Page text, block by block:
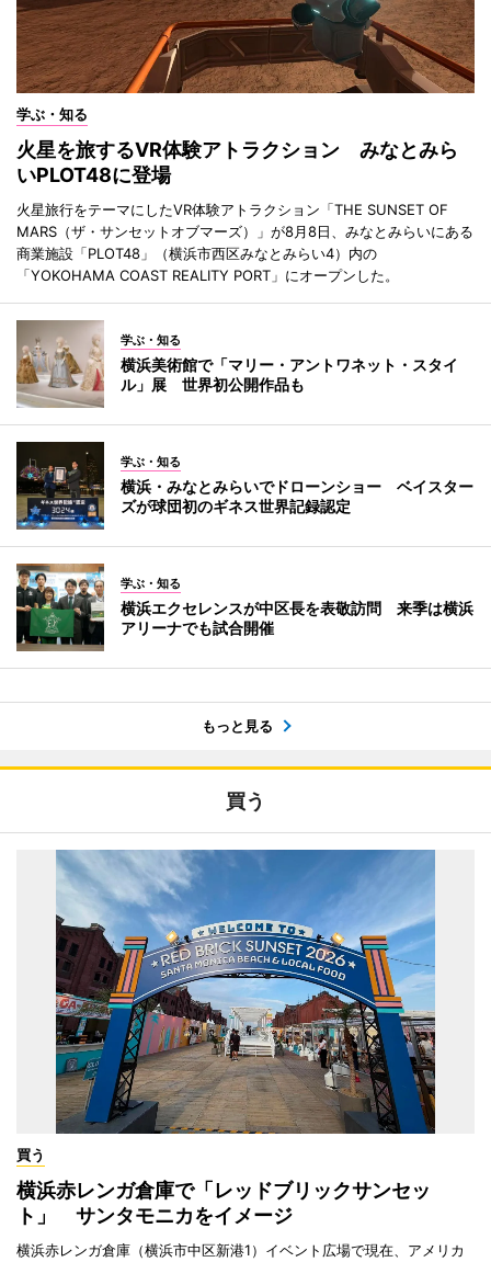
学ぶ・知る
火星を旅するVR体験アトラクション みなとみら
いPLOT48に登場
火星旅行をテーマにしたVR体験アトラクション「THE SUNSET OF
MARS（ザ・サンセットオブマーズ）」が8月8日、みなとみらいにある
商業施設「PLOT48」（横浜市西区みなとみらい4）内の
「YOKOHAMA COAST REALITY PORT」にオープンした。
学ぶ・知る
横浜美術館で「マリー・アントワネット・スタイ
ル」展 世界初公開作品も
学ぶ・知る
横浜・みなとみらいでドローンショー ベイスター
ズが球団初のギネス世界記録認定
学ぶ・知る
横浜エクセレンスが中区長を表敬訪問 来季は横浜
アリーナでも試合開催
もっと見る
買う
買う
横浜赤レンガ倉庫で「レッドブリックサンセッ
ト」 サンタモニカをイメージ
横浜赤レンガ倉庫（横浜市中区新港1）イベント広場で現在、アメリカ